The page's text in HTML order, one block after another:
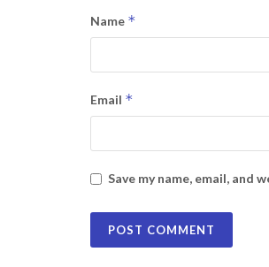
Name *
Email *
Save my name, email, and